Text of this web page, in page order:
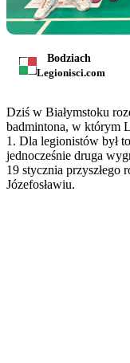
Bodziach
Legionisci.com
Dziś w Białymstoku
badmintona, w którym
1. Dla legionistów był
jednocześnie druga
19 stycznia przyszłego
Józefosławiu.